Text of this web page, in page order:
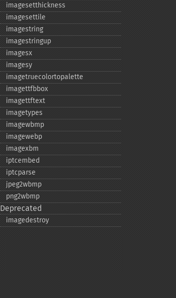
imagesetthickness
imagesettile
imagestring
imagestringup
imagesx
imagesy
imagetruecolortopalette
imagettfbbox
imagettftext
imagetypes
imagewbmp
imagewebp
imagexbm
iptcembed
iptcparse
jpeg2wbmp
png2wbmp
Deprecated
imagedestroy